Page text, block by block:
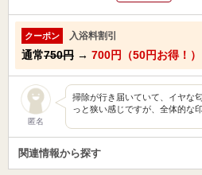
クーポン 入浴料割引
通常750円 → 700円（50円お得！）
匿名
掃除が行き届いていて、イヤな
っと狭い感じですが、全体的な
関連情報から探す